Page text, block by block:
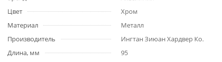
Цвет
Хром
Материал
Металл
Производитель
Ингтан Зиюан Хардвер Ко.
Длина, мм
95